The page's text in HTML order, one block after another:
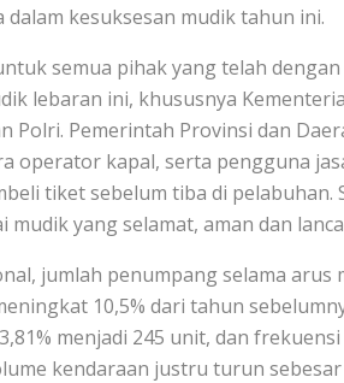
kesuksesan mudik tahun ini.
semua pihak yang telah
lebaran ini, khususnya
Polri. Pemerintah Provinsi dan
operator kapal, serta pengguna
tiket sebelum tiba di pelabuhan.
yang selamat, aman dan
jumlah penumpang selama arus
10,5% dari tahun
menjadi 245 unit, dan
kendaraan justru turun